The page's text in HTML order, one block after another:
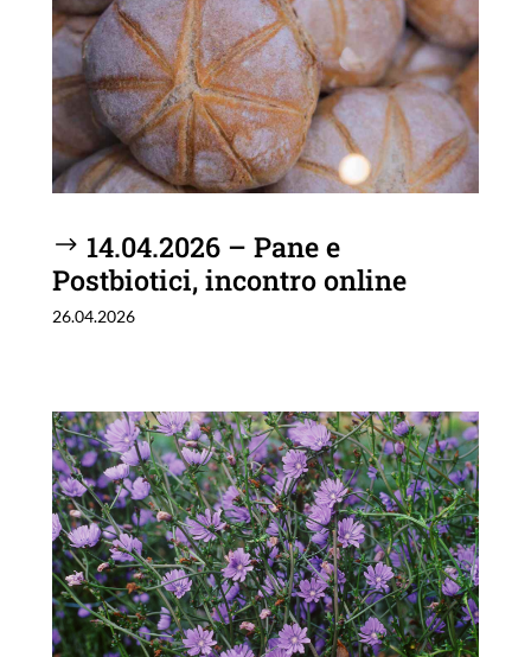
14.04.2026 – Pane e
Postbiotici, incontro online
26.04.2026